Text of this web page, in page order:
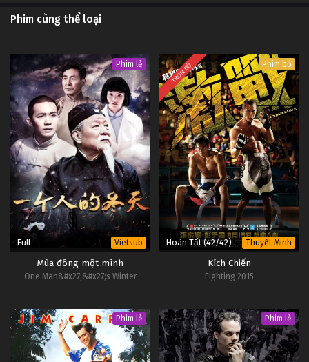
Phim cùng thể loại
Phim lẻ
Full Vietsub
Mùa đông một mình
One Man&#x27;&#x27;s Winter
TRỌN BỘ Phim bộ
Hoàn Tất (42/42) Thuyết Minh
Kích Chiến
Fighting 2015
Phim lẻ Phim lẻ